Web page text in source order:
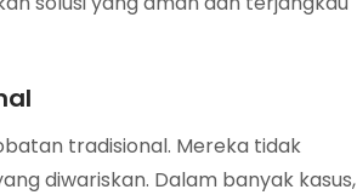
tradisional. Mereka tidak
diwariskan. Dalam banyak kasus,